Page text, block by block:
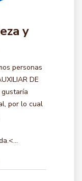
y
personas
DE
gustaría
por lo cual